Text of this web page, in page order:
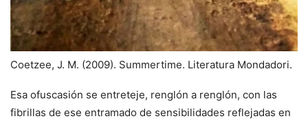
Coetzee, J. M. (2009). Summertime. Literatura Mondadori.
Esa ofuscasión se entreteje, renglón a renglón, con las
fibrillas de ese entramado de sensibilidades reflejadas en